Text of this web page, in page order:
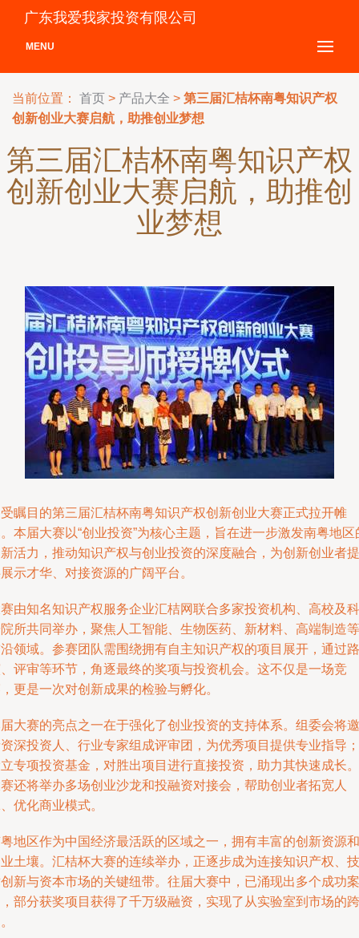
广东我爱我家投资有限公司
MENU
当前位置： 首页 > 产品大全 > 第三届汇桔杯南粤知识产权
创新创业大赛启航，助推创业梦想
第三届汇桔杯南粤知识产权
创新创业大赛启航，助推创
业梦想
瞩目的第三届汇桔杯南粤知识产权创新创业大赛正式拉开帷
本届大赛以“创业投资”为核心主题，旨在进一步激发南粤地区
活力，推动知识产权与创业投资的深度融合，为创新创业者提
示才华、对接资源的广阔平台。
由知名知识产权服务企业汇桔网联合多家投资机构、高校及科
所共同举办，聚焦人工智能、生物医药、新材料、高端制造等
领域。参赛团队需围绕拥有自主知识产权的项目展开，通过路
评审等环节，角逐最终的奖项与投资机会。这不仅是一场竞
更是一次对创新成果的检验与孵化。
大赛的亮点之一在于强化了创业投资的支持体系。组委会将邀
深投资人、行业专家组成评审团，为优秀项目提供专业指导；
专项投资基金，对胜出项目进行直接投资，助力其快速成长。
还将举办多场创业沙龙和投融资对接会，帮助创业者拓宽人
优化商业模式。
地区作为中国经济最活跃的区域之一，拥有丰富的创新资源和
土壤。汇桔杯大赛的连续举办，正逐步成为连接知识产权、技
新与资本市场的关键纽带。往届大赛中，已涌现出多个成功案
部分获奖项目获得了千万级融资，实现了从实验室到市场的跨